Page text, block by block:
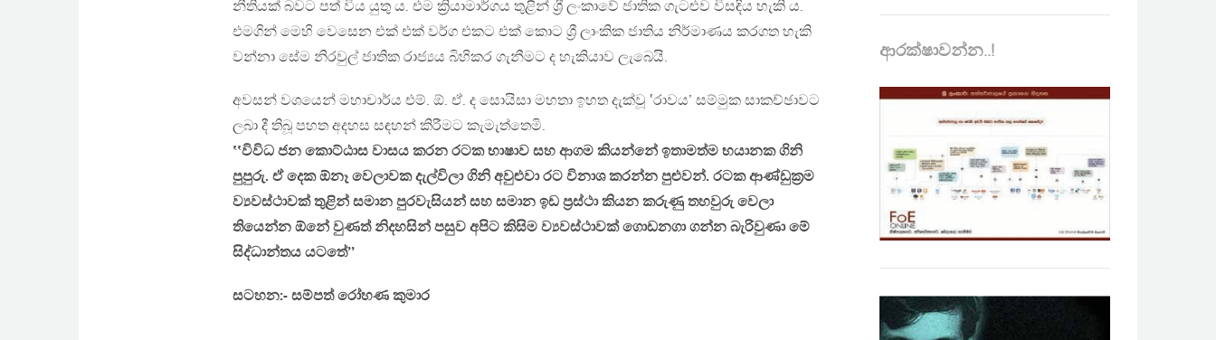
නීතියක් බවට පත් විය යුතු ය. එම ක්‍රියාමාර්ගය තුළින් ශ්‍රී ලංකාවේ ජාතික ගැටළුව විසඳිය හැකි ය.
එමගින් මෙහි වෙසෙන එක් එක් වර්ග එකට එක් කොට ශ්‍රී ලාංකික ජාතිය නිර්මාණය කරගත හැකි
වන්නා සේම නිරවුල් ජාතික රාජ්‍යය බිහිකර ගැනීමට ද හැකියාව ලැබෙයි.
අවසන් වශයෙන් මහාචාර්ය එම්. ඕ. ඒ. ද සොයිසා මහතා ඉහත දැක්වූ ‛රාවය’ සම්මුක සාකච්ඡාවට
ලබා දී තිබූ පහත අදහස සඳහන් කිරීමට කැමැත්තෙමි.
‛‛විවිධ ජන කොට්ඨාස වාසය කරන රටක භාෂාව සහ ආගම කියන්නේ ඉතාමත්ම භයානක ගිනි
පුපුරු. ඒ දෙක ඕනෑ වෙලාවක දැල්විලා ගිනි අවුළුවා රට විනාශ කරන්න පුළුවන්. රටක ආණ්ඩුක්‍රම
ව්‍යවස්ථාවක් තුළින් සමාන පුරවැසියන් සහ සමාන ඉඩ ප්‍රස්ථා කියන කරුණු තහවුරු වෙලා
තියෙන්න ඕනේ වුණත් නිදහසින් පසුව අපිට කිසිම ව්‍යවස්ථාවක් ගොඩනගා ගන්න බැරිවුණා මේ
සිද්ධාන්තය යටතේ’’
සටහන:- සම්පත් රෝහණ කුමාර
ආරක්ෂාවන්න..!